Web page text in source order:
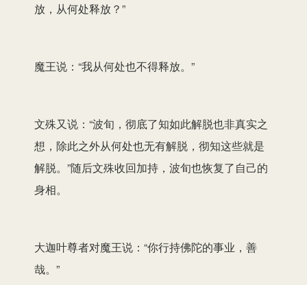
放，从何处释放？”
魔王说：“我从何处也不得释放。”
文殊又说：“波旬，彻底了知如此解脱也非真实之
想，除此之外从何处也无有解脱，彻知这些就是
解脱。”随后文殊收回加持，波旬也恢复了自己的
身相。
大迦叶尊者对魔王说：“你行持佛陀的事业，善
哉。”